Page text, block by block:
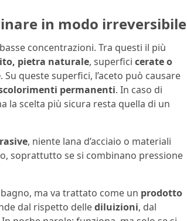
in modo irreversibile
concentrazioni. Tra questi il più
pietra naturale, superfici cerate o
. Su queste superfici, l’aceto può causare
permanenti. In caso di
la scelta più sicura resta quella di un
, niente lana d’acciaio o materiali
soprattutto se si combinano pressione
ma va trattato come un prodotto
dal rispetto dellediluizioni, dal